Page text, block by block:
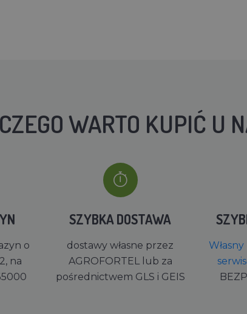
WARTO KUPIĆ U
o
na
SZYBKA DOSTAWA
dostawy własne przez
AGROFORTEL lub za
pośrednictwem GLS i GEIS